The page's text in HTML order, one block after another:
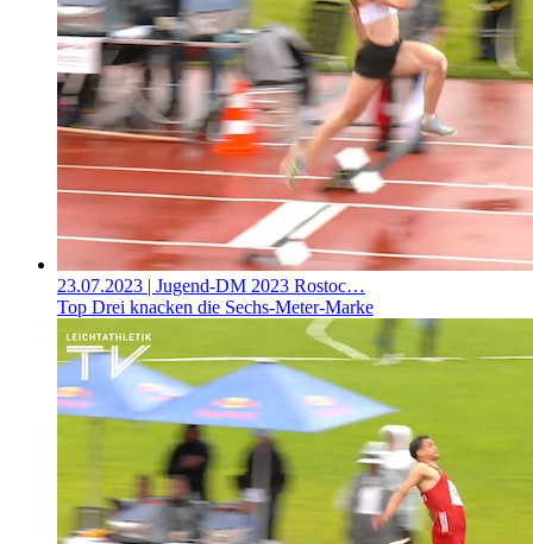
23.07.2023 | Jugend-DM 2023 Rostoc…
Top Drei knacken die Sechs-Meter-Marke